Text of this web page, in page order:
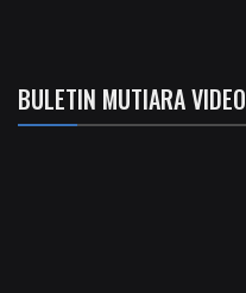
BULETIN MUTIARA VIDEO